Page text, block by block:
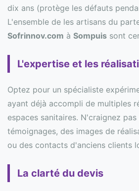
dix ans (protège les défauts
L'ensemble de les artisans du
Sofrinnov.com à Sompuis sont
L'expertise et les
Optez pour un spécialiste
ayant déjà accompli de multiples
espaces sanitaires. N'craignez
témoignages, des images de
ou des contacts d'anciens clients
La clarté du devis